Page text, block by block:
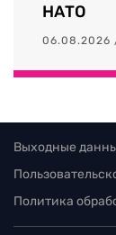
НАТО
06.08.2026
Выходные
Политика